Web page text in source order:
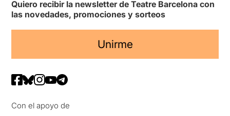
Quiero recibir la newsletter de Teatre Barcelona con
las novedades, promociones y sorteos
Unirme
Con el apoyo de